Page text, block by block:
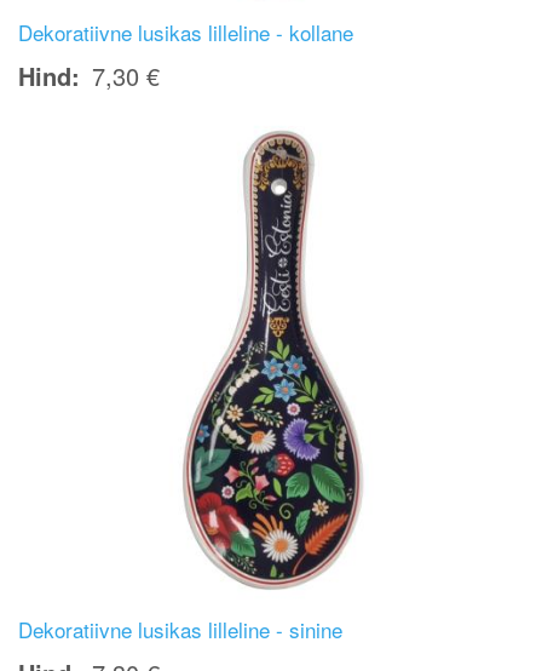
Dekoratiivne lusikas lilleline - kollane
Hind 7,30 €
Dekoratiivne lusikas lilleline - sinine